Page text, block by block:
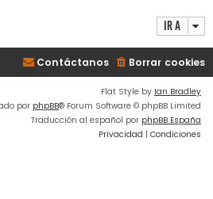
Ir a
Borrar cookies
Contáctanos
Flat Style by Ian Bradley
por phpBB® Forum Software © phpBB Limited
Traducción al español por phpBB España
Privacidad | Condiciones